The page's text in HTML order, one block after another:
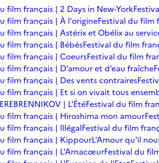
film français | 2 Days in New-York
film français | À l'origineFestival du film
film français | Astérix et Obélix au
film français | BébésFestival du film
film français | CoeursFestival du film
film français | D’amour et d’eau fraîche
film français | Des vents contraires
film français | Et si on vivait tous
| L'ÉtéFestival du film
film français | Hiroshima mon amour
film français | IllégalFestival du film
film français | KippourL'Amour qu'il
film français | L'ArnacœurFestival du